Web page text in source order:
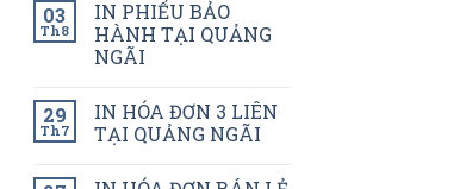
03
Th8
IN PHIẾU BẢO
HÀNH TẠI QUẢNG
NGÃI
29
Th7
IN HÓA ĐƠN 3 LIÊN
TẠI QUẢNG NGÃI